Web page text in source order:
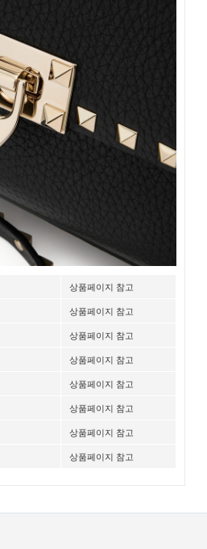
상품페이지 참고
상품페이지 참고
상품페이지 참고
상품페이지 참고
상품페이지 참고
상품페이지 참고
상품페이지 참고
상품페이지 참고